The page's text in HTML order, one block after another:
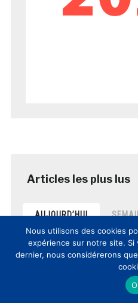
AUJOURD’HUI
8èmes
Culture
rendus
posté le 12
Nous utilisons des cookies
expérience sur notre site. Si
dernier, nous considérerons